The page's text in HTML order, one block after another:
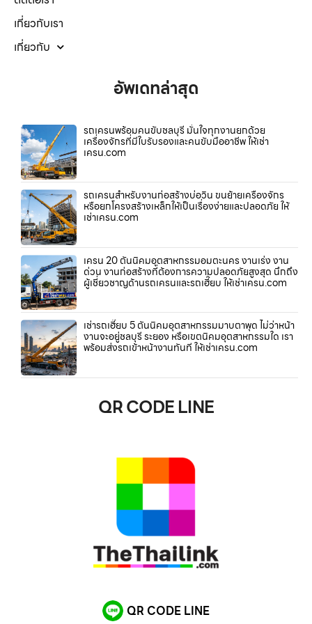
เกี่ยวกับเรา
เกี่ยวกับ
อัพเดทล่าสุด
รถเครนพร้อมคนขับชลบุรี มั่นใจทุกงานยกด้วย
เครื่องจักรที่มีใบรับรองและคนขับมืออาชีพ ให้เช่า
เครน.com
รถเครนสำหรับงานก่อสร้างบ่อวิน ขนย้ายเครื่องจักร
หรือยกโครงสร้างเหล็กให้เป็นเรื่องง่ายและปลอดภัย ให้
เช่าเครน.com
เครน 20 ตันนิคมอุตสาหกรรมอมตะนคร งานเร่ง งาน
ด่วน งานก่อสร้างที่ต้องการความปลอดภัยสูงสุด นึกถึง
ผู้เชี่ยวชาญด้านรถเครนและรถเฮี๊ยบ ให้เช่าเครน.com
เช่ารถเฮี๊ยบ 5 ตันนิคมอุตสาหกรรมมาบตาพุด ไม่ว่าหน้า
งานจะอยู่ชลบุรี ระยอง หรือเขตนิคมอุตสาหกรรมใด เรา
พร้อมส่งรถเข้าหน้างานทันที ให้เช่าเครน.com
QR CODE LINE
QR CODE LINE